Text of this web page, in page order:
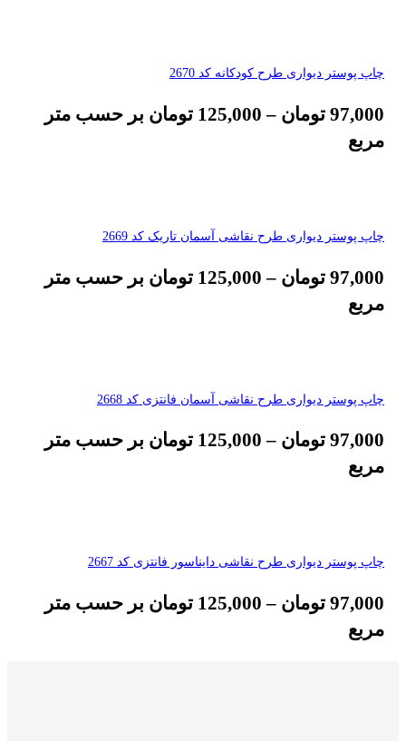
چاپ پوستر دیواری طرح کودکانه کد 2670
97,000 تومان –
125,000 تومان بر حسب متر
مربع
چاپ پوستر دیواری طرح نقاشی آسمان تاریک کد 2669
97,000 تومان –
125,000 تومان بر حسب متر
مربع
چاپ پوستر دیواری طرح نقاشی آسمان فانتزی کد 2668
97,000 تومان –
125,000 تومان بر حسب متر
مربع
چاپ پوستر دیواری طرح نقاشی دایناسور فانتزی کد 2667
97,000 تومان –
125,000 تومان بر حسب متر
مربع